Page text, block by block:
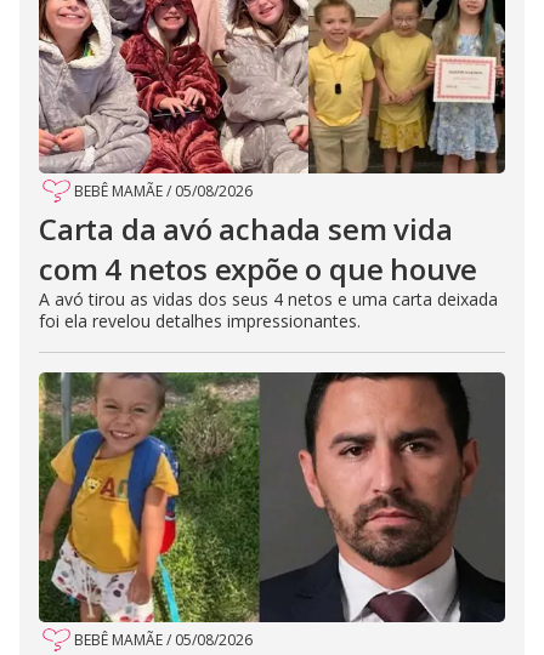
BEBÊ MAMÃE/ 05/08/2026
Carta da avó achada sem vida
com 4 netos expõe o que houve
A avó tirou as vidas dos seus 4 netos e uma carta deixada
foi ela revelou detalhes impressionantes.
BEBÊ MAMÃE/ 05/08/2026